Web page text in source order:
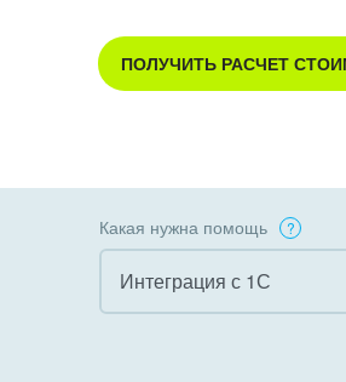
ПОЛУЧИТЬ РАСЧЕТ
Какая нужна помощь
Интеграция с 1С